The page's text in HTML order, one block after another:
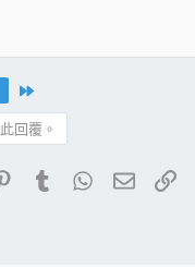
回覆。
PinterestTumblrWhatsApp
電子